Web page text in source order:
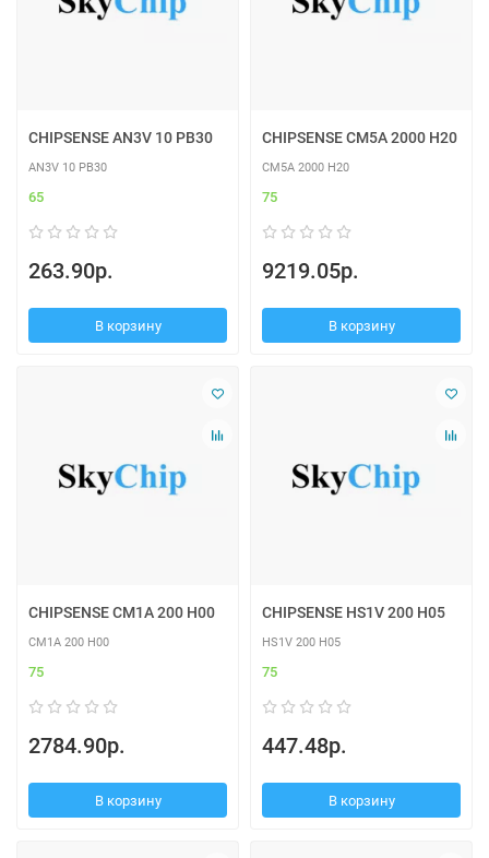
CHIPSENSE AN3V 10 PB30
AN3V 10 PB30
65
263.90р.
В корзину
CHIPSENSE CM5A 2000 H20
CM5A 2000 H20
75
9219.05р.
В корзину
CHIPSENSE CM1A 200 H00
CM1A 200 H00
75
2784.90р.
В корзину
CHIPSENSE HS1V 200 H05
HS1V 200 H05
75
447.48р.
В корзину